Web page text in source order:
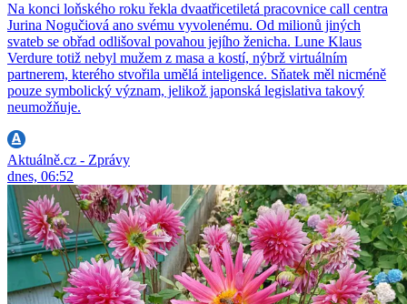
Na konci loňského roku řekla dvaatřicetiletá pracovnice call centra
Jurina Nogučiová ano svému vyvolenému. Od milionů jiných
svateb se obřad odlišoval povahou jejího ženicha. Lune Klaus
Verdure totiž nebyl mužem z masa a kostí, nýbrž virtuálním
partnerem, kterého stvořila umělá inteligence. Sňatek měl nicméně
pouze symbolický význam, jelikož japonská legislativa takový
neumožňuje.
Aktuálně.cz - Zprávy
dnes, 06:52